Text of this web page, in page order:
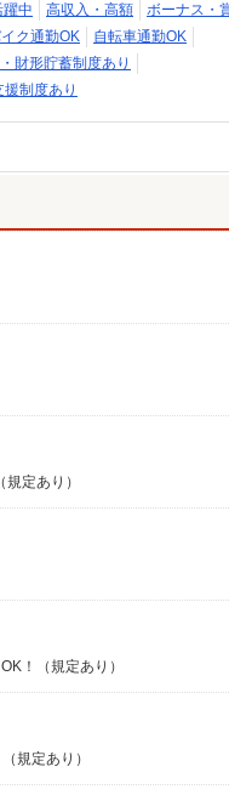
中 高収入・高額
ボーナス・
ク通勤OK
自転車通勤OK
財形貯蓄制度あり
制度あり
定あり）
！（規定あり）
規定あり）